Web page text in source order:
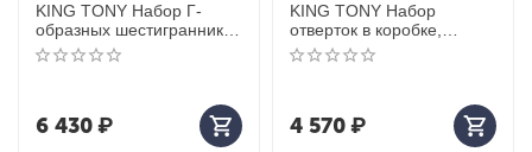
KING TONY Набор Г-
образных шестигранников
3-17 мм, кейс, 10
предметов
6 430₽
KING TONY Набор
отверток в коробке,
силовые, 6 предметов
4 570₽